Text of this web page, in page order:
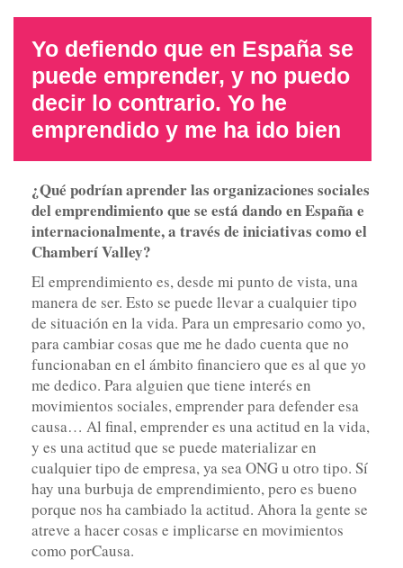
Yo defiendo que en España se
puede emprender, y no puedo
decir lo contrario. Yo he
emprendido y me ha ido bien
¿Qué podrían aprender las organizaciones sociales
del emprendimiento que se está dando en España e
internacionalmente, a través de iniciativas como el
Chamberí Valley?
El emprendimiento es, desde mi punto de vista, una
manera de ser. Esto se puede llevar a cualquier tipo
de situación en la vida. Para un empresario como yo,
para cambiar cosas que me he dado cuenta que no
funcionaban en el ámbito financiero que es al que yo
me dedico. Para alguien que tiene interés en
movimientos sociales, emprender para defender esa
causa… Al final, emprender es una actitud en la vida,
y es una actitud que se puede materializar en
cualquier tipo de empresa, ya sea ONG u otro tipo. Sí
hay una burbuja de emprendimiento, pero es bueno
porque nos ha cambiado la actitud. Ahora la gente se
atreve a hacer cosas e implicarse en movimientos
como porCausa.